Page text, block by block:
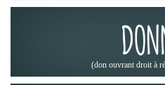
(don ouvrant droit à